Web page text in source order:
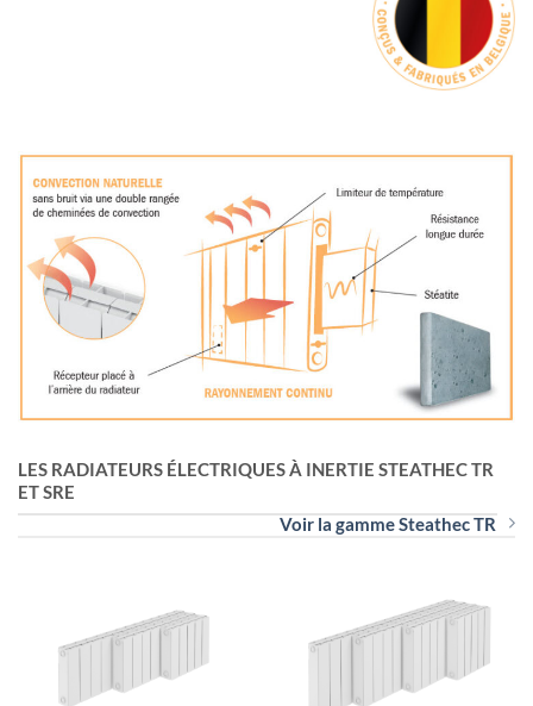
LES RADIATEURS ÉLECTRIQUES À INERTIE STEATHEC TR
ET SRE
Voir la gamme Steathec TR